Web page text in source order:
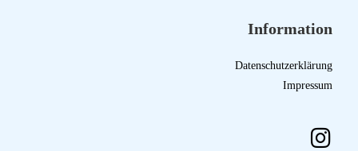
Information
Datenschutzerklärung
Impressum